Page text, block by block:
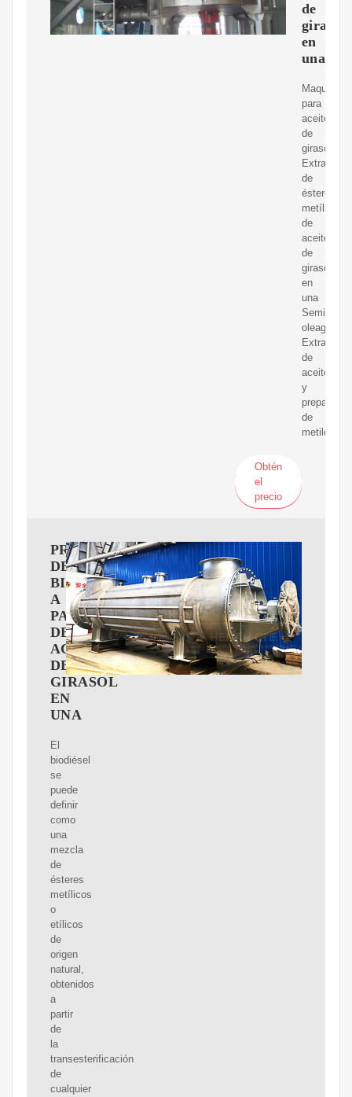
de
girasol
en
una
Maquina
para
aceite
de
girasol
Extracción
de
ésteres
metílicos
de
aceite
de
girasol
en
una
Semillas
Extracción
de
aceite
y
de
Obtén
el
precio
PRODUCCIóN
DE
BIODIéSEL
A
PARTIR
DE
ACEITE
DE
GIRASOL
EN
UNA
El
biodiésel
se
puede
definir
como
una
mezcla
de
ésteres
metílicos
o
etílicos
de
origen
natural,
obtenidos
a
partir
de
la
transesterificación
de
cualquier